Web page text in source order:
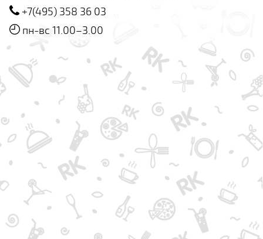
+7(495) 358 36 03
пн-вс 11.00–3.00